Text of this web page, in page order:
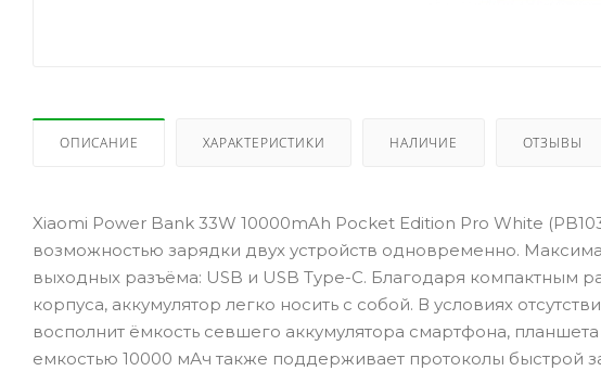
ОПИСАНИЕ ХАРАКТЕРИСТИКИ НАЛИЧИЕ ОТЗЫВЫ
Xiaomi Power Bank 33W 10000mAh Pocket Edition Pro White
возможностью зарядки двух устройств одновременно.
выходных разъёма: USB и USB Type-C. Благодаря компактным
корпуса, аккумулятор легко носить с собой. В условиях
восполнит ёмкость севшего аккумулятора смартфона,
емкостью 10000 мАч также поддерживает протоколы быстрой